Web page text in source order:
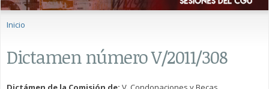
Inicio
Dictamen número V/2011/308